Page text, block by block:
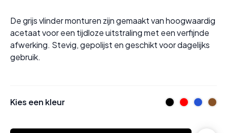
De grijs vlinder monturen zijn gemaakt van hoogwaardig
acetaat voor een tijdloze uitstraling met een verfijnde
afwerking. Stevig, gepolijst en geschikt voor dagelijks
gebruik.
Kies een kleur